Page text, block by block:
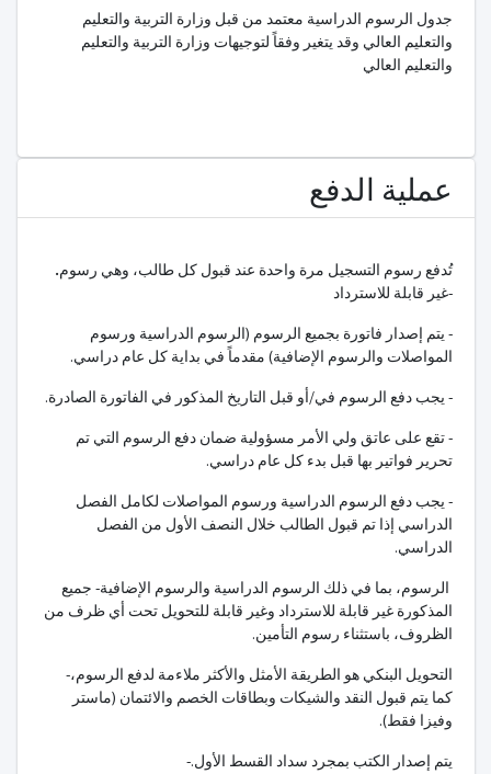
جدول الرسوم الدراسية معتمد من قبل وزارة التربية والتعليم
والتعليم العالي وقد يتغير وفقاً لتوجيهات وزارة التربية والتعليم
والتعليم العالي
عملية الدفع
.تُدفع رسوم التسجيل مرة واحدة عند قبول كل طالب، وهي رسوم
غير قابلة للاسترداد-
- يتم إصدار فاتورة بجميع الرسوم (الرسوم الدراسية ورسوم
المواصلات والرسوم الإضافية) مقدماً في بداية كل عام دراسي.
- يجب دفع الرسوم في/أو قبل التاريخ المذكور في الفاتورة الصادرة.
- تقع على عاتق ولي الأمر مسؤولية ضمان دفع الرسوم التي تم
تحرير فواتير بها قبل بدء كل عام دراسي.
- يجب دفع الرسوم الدراسية ورسوم المواصلات لكامل الفصل
الدراسي إذا تم قبول الطالب خلال النصف الأول من الفصل
الدراسي.
- جميعالرسوم، بما في ذلك الرسوم الدراسية والرسوم الإضافية
المذكورة غير قابلة للاسترداد وغير قابلة للتحويل تحت أي ظرف من
الظروف، باستثناء رسوم التأمين.
-التحويل البنكي هو الطريقة الأمثل والأكثر ملاءمة لدفع الرسوم،
كما يتم قبول النقد والشيكات وبطاقات الخصم والائتمان (ماستر
وفيزا فقط).
-يتم إصدار الكتب بمجرد سداد القسط الأول.